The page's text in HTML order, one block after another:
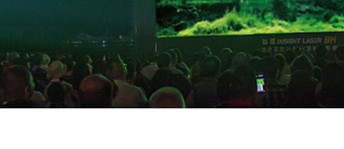
课堂培训
授权渠道商查询
申请成为台达合作
联系我们
分支机构
在线留言
可持续发展
相关连结
供货商自荐